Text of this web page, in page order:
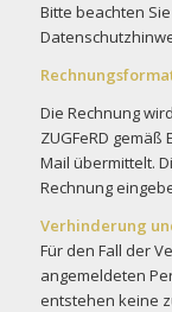
Bitte beachten
Die Rechnung
ZUGFeRD gemäß
Mail übermittelt.
Rechnung
Verhinderung
Für den Fall der
angemeldeten
entstehen keine